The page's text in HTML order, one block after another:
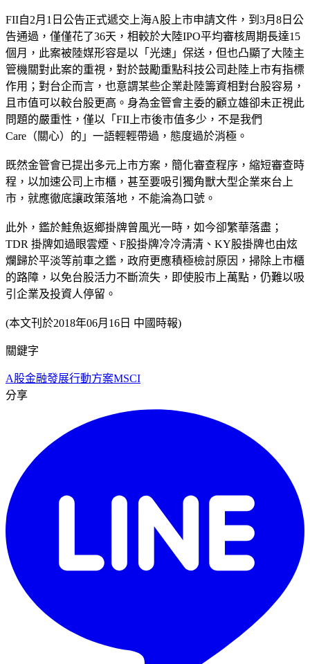
FII自2月1日公告正式遞交上海A股上市申請文件，到3月8日公
告通過，僅僅花了36天，相較於大陸IPO平均審核周期長達15
個月，此案被陸媒形容是以「光速」保送，但也凸顯了大陸主
管機關對此案的重視，對於鼓勵重點科技公司赴陸上市有指標
作用；對台企而言，也意謂某些企業赴陸籌資相對台股容易，
且市值可以較台股更高。身為金管會主委的顧立雄卻未正視此
問題的嚴重性，僅以「FII上市後市值多少，不是我們
Care（關心）的」一語輕輕帶過，態度過於消極。
既然金管會已提出多元上市方案，簡化審查程序，縮短審查時
程，以加速公司上市櫃，甚至要吸引獨角獸大型企業來台上
市，就應徹底讓政策落地，不能淪為口號。
此外，鑑於鮭魚返鄉掛牌曾風光一時，如今卻繁華落盡；
TDR 掛牌如過眼雲煙、F股掛牌冷冷清清、KY股掛牌也由炫
爛歸於平淡等前車之鑑，政府更應積極檢討原因，掃除上市櫃
的路障，以免台股活力不斷流失，即使股市上萬點，仍難以吸
引企業及投資人停留。
(本文刊於2018年06月16日 中國時報)
關鍵字
A股金融發展行動方案MSCI
分享